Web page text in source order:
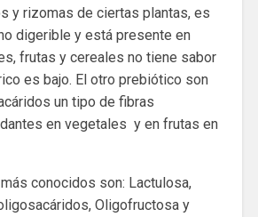
y rizomas de ciertas plantas, es
digerible y está presente en
frutas y cereales no tiene sabor
es bajo. El otro prebiótico son
un tipo de fibras
en vegetales y en frutas en
conocidos son: Lactulosa,
Oligofructosa y